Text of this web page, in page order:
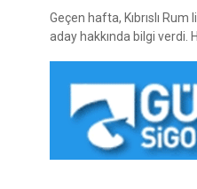
Geçen hafta, Kıbrıslı
aday hakkında bilgi verdi.